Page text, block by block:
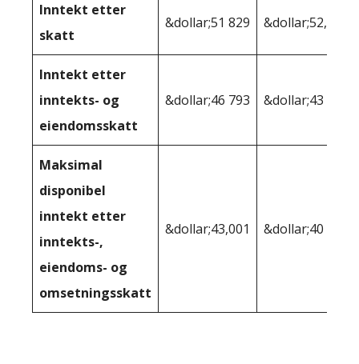
Inntekt etter
skatt
&dollar;51 829 &dollar;52,264
Inntekt etter
inntekts- og
eiendomsskatt
&dollar;46 793 &dollar;43 301
Maksimal
disponibel
inntekt etter
inntekts-,
eiendoms- og
omsetningsskatt
&dollar;43,001 &dollar;40 620